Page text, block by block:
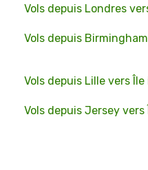
Vols depuis Londres
Vols depuis
Vols depuis Lille vers Île
Vols depuis Jersey vers